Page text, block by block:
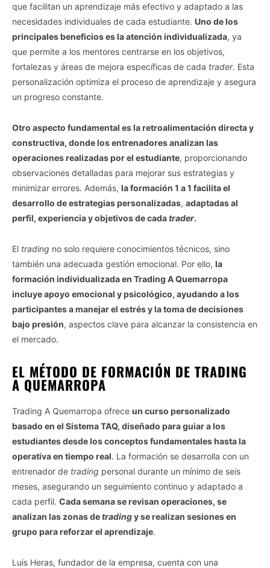
que facilitan un aprendizaje más efectivo y adaptado a las
necesidades individuales de cada estudiante. Uno de los
principales beneficios es la atención individualizada, ya
que permite a los mentores centrarse en los objetivos,
fortalezas y áreas de mejora específicas de cada trader. Esta
personalización optimiza el proceso de aprendizaje y asegura
un progreso constante.
Otro aspecto fundamental es la retroalimentación directa y
constructiva, donde los entrenadores analizan las
operaciones realizadas por el estudiante, proporcionando
observaciones detalladas para mejorar sus estrategias y
minimizar errores. Además, la formación 1 a 1 facilita el
desarrollo de estrategias personalizadas, adaptadas al
perfil, experiencia y objetivos de cadatrader.
El trading no solo requiere conocimientos técnicos, sino
también una adecuada gestión emocional. Por ello, la
formación individualizada en Trading A Quemarropa
incluye apoyo emocional y psicológico, ayudando a los
participantes a manejar el estrés y la toma de decisiones
bajo presión, aspectos clave para alcanzar la consistencia en
el mercado.
EL MÉTODO DE FORMACIÓN DE TRADING
A QUEMARROPA
Trading A Quemarropa ofrece un curso personalizado
basado en el Sistema TAQ, diseñado para guiar a los
estudiantes desde los conceptos fundamentales hasta la
operativa en tiempo real. La formación se desarrolla con un
entrenador de trading personal durante un mínimo de seis
meses, asegurando un seguimiento continuo y adaptado a
cada perfil. Cada semana se revisan operaciones, se
analizan las zonas detradingy se realizan sesiones en
grupo para reforzar el aprendizaje.
Luis Heras, fundador de la empresa, cuenta con una